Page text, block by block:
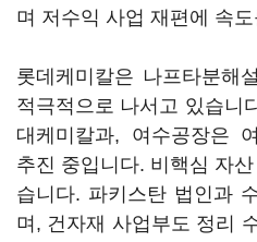
며 저수익 사업 재편에 속
롯데케미칼은 나프타분해
적극적으로 나서고 있습니
대케미칼과, 여수공장은
추진 중입니다. 비핵심 자
습니다. 파키스탄 법인과
며, 건자재 사업부도 정리